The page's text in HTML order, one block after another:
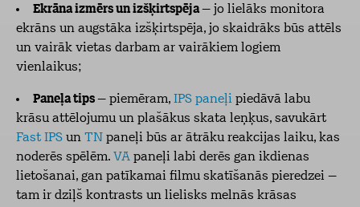
Ekrāna izmērs un izšķirtspēja– jo lielāks monitora
ekrāns un augstāka izšķirtspēja, jo skaidrāks būs attēls
un vairāk vietas darbam ar vairākiem logiem
vienlaikus;
Paneļa tips– piemēram, IPS paneļi piedāvā labu
krāsu attēlojumu un plašākus skata leņķus, savukārt
Fast IPS un TN paneļi būs ar ātrāku reakcijas laiku, kas
noderēs spēlēm. VA paneļi labi derēs gan ikdienas
lietošanai, gan patīkamai filmu skatīšanās pieredzei –
tam ir dziļš kontrasts un lielisks melnās krāsas